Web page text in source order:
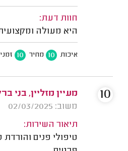
חוות דעת:
היא מעולה
איכות 10 מחיר 10
מעיין מזליין, בני
משוב: 02/03/2025
תיאור השירות:
טיפולי פנים
10